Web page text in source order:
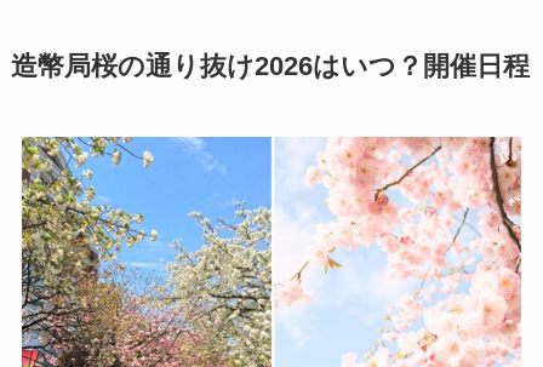
造幣局桜の通り抜け2026はいつ？開催日程